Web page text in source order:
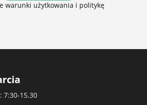
warunki użytkowania i politykę
7:30-15.30